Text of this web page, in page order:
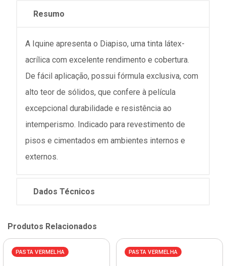
Resumo
A Iquine apresenta o Diapiso, uma tinta látex-
acrílica com excelente rendimento e cobertura.
De fácil aplicação, possui fórmula exclusiva, com
alto teor de sólidos, que confere à película
excepcional durabilidade e resistência ao
intemperismo. Indicado para revestimento de
pisos e cimentados em ambientes internos e
externos.
Dados Técnicos
Produtos Relacionados
PASTA VERMELHA PASTA VERMELHA